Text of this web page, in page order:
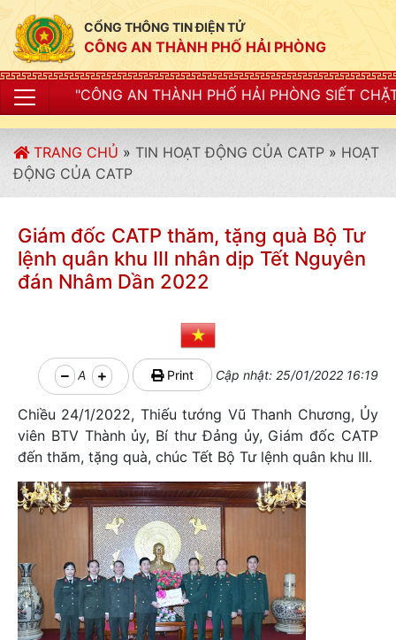
CỔNG THÔNG TIN ĐIỆN TỬ
CÔNG AN THÀNH PHỐ HẢI PHÒNG
THÀNH PHỐ HẢI PHÒNG SIẾT CHẶT KỶ LUẬT, KỶ
TRANG CHỦ » TIN HOẠT ĐỘNG CỦA CATP » HOẠT
ĐỘNG CỦA CATP
Giám đốc CATP thăm, tặng quà Bộ Tư
lệnh quân khu III nhân dịp Tết Nguyên
đán Nhâm Dần 2022
A Print Cập nhật: 25/01/2022 16:19
Chiều 24/1/2022, Thiếu tướng Vũ Thanh Chương, Ủy
viên BTV Thành ủy, Bí thư Đảng ủy, Giám đốc CATP
đến thăm, tặng quà, chúc Tết Bộ Tư lệnh quân khu III.